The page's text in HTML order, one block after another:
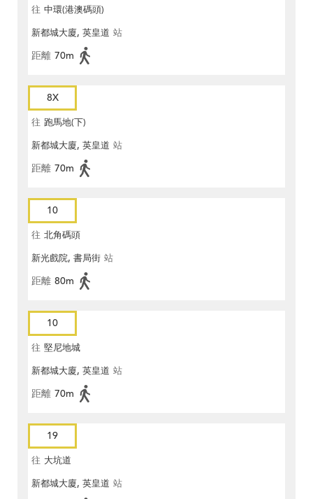
往 中環(港澳碼頭)
新都城大廈, 英皇道 站
距離 70m
8X
往 跑馬地(下)
新都城大廈, 英皇道 站
距離 70m
10
往 北角碼頭
新光戲院, 書局街 站
距離 80m
10
往 堅尼地城
新都城大廈, 英皇道 站
距離 70m
19
往 大坑道
新都城大廈, 英皇道 站